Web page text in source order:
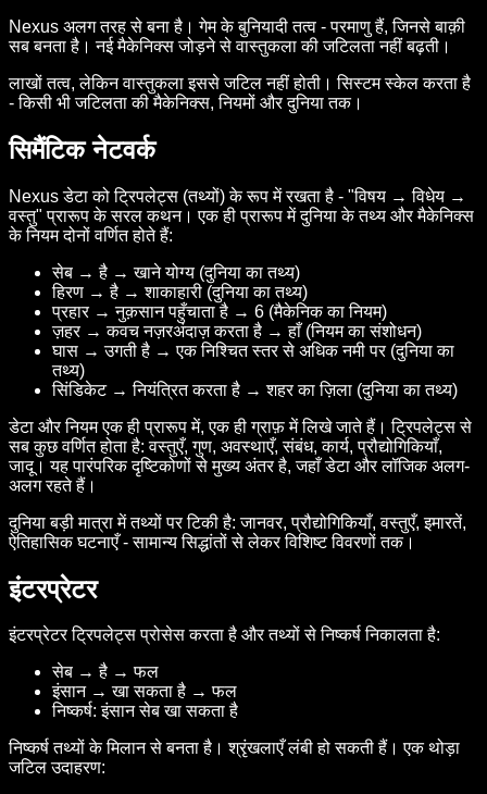
Nexus अलग तरह से बना है। गेम के बुनियादी तत्व - परमाणु हैं, जिनसे बाक़ी
सब बनता है। नई मैकेनिक्स जोड़ने से वास्तुकला की जटिलता नहीं बढ़ती।
लाखों तत्व, लेकिन वास्तुकला इससे जटिल नहीं होती। सिस्टम स्केल करता है
- किसी भी जटिलता की मैकेनिक्स, नियमों और दुनिया तक।
सिमैंटिक नेटवर्क
Nexus डेटा को ट्रिपलेट्स (तथ्यों) के रूप में रखता है - "विषय → विधेय →
वस्तु" प्रारूप के सरल कथन। एक ही प्रारूप में दुनिया के तथ्य और मैकेनिक्स
के नियम दोनों वर्णित होते हैं:
सेब → है → खाने योग्य (दुनिया का तथ्य)
हिरण → है → शाकाहारी (दुनिया का तथ्य)
प्रहार → नुक़सान पहुँचाता है → 6 (मैकेनिक का नियम)
ज़हर → कवच नज़रअंदाज़ करता है → हाँ (नियम का संशोधन)
घास → उगती है → एक निश्चित स्तर से अधिक नमी पर (दुनिया का
तथ्य)
सिंडिकेट → नियंत्रित करता है → शहर का ज़िला (दुनिया का तथ्य)
डेटा और नियम एक ही प्रारूप में, एक ही ग्राफ़ में लिखे जाते हैं। ट्रिपलेट्स से
सब कुछ वर्णित होता है: वस्तुएँ, गुण, अवस्थाएँ, संबंध, कार्य, प्रौद्योगिकियाँ,
जादू। यह पारंपरिक दृष्टिकोणों से मुख्य अंतर है, जहाँ डेटा और लॉजिक अलग-
अलग रहते हैं।
दुनिया बड़ी मात्रा में तथ्यों पर टिकी है: जानवर, प्रौद्योगिकियाँ, वस्तुएँ, इमारतें,
ऐतिहासिक घटनाएँ - सामान्य सिद्धांतों से लेकर विशिष्ट विवरणों तक।
इंटरप्रेटर
इंटरप्रेटर ट्रिपलेट्स प्रोसेस करता है और तथ्यों से निष्कर्ष निकालता है:
सेब → है → फल
इंसान → खा सकता है → फल
निष्कर्ष: इंसान सेब खा सकता है
निष्कर्ष तथ्यों के मिलान से बनता है। श्रृंखलाएँ लंबी हो सकती हैं। एक थोड़ा
जटिल उदाहरण: